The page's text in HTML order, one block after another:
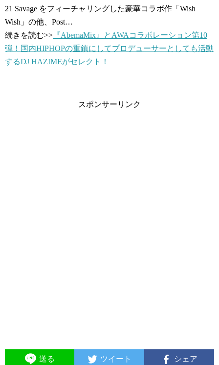
21 Savage をフィーチャリングした豪華コラボ作「Wish
Wish」の他、Post…
続きを読む>> 『AbemaMix』とAWAコラボレーション第10
弾！国内HIPHOPの重鎮にしてプロデューサーとしても活動
するDJ HAZIMEがセレクト！
スポンサーリンク
送る ツイート シェア